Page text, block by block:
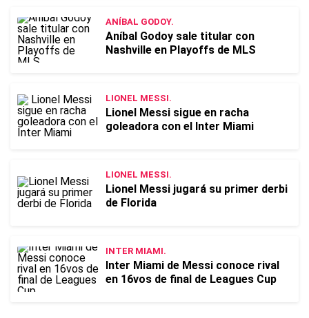
ANÍBAL GODOY.
Aníbal Godoy sale titular con
Nashville en Playoffs de MLS
LIONEL MESSI.
Lionel Messi sigue en racha
goleadora con el Inter Miami
LIONEL MESSI.
Lionel Messi jugará su primer derbi
de Florida
INTER MIAMI.
Inter Miami de Messi conoce rival
en 16vos de final de Leagues Cup